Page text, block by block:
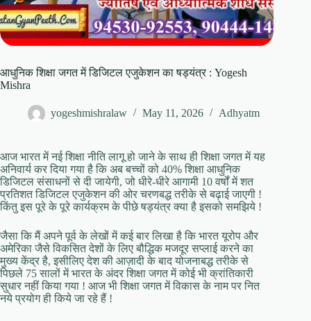
आधुनिक शिक्षा जगत में डिजिटल एजुकेशन का षड्यंत्र : Yogesh
Mishra
yogeshmishralaw May 11, 2026 Adhyatm
आज भारत में नई शिक्षा नीति लागू हो जाने के साथ ही शिक्षा जगत में यह
अनिवार्य कर दिया गया है कि अब बच्चों को 40% शिक्षा आधुनिक
डिजिटल संसाधनों से दी जायेगी, जो धीरे-धीरे आगामी 10 वर्षों में शत
प्रतिशत डिजिटल एजुकेशन की ओर चरणबद्ध तरीके से बढ़ाई जाएगी !
किंतु इस पूरे के पूरे कार्यक्रम के पीछे षड्यंत्र क्या है इसको समझिये !
जैसा कि मैं अपने पूर्व के लेखों में कई बार लिखा है कि भारत यूरोप और
अमेरिका जैसे विकसित देशों के लिए बौद्धिक मजदूर सप्लाई करने का
मुख्य केंद्र है, इसीलिए देश की आज़ादी के बाद योजनाबद्ध तरीके से
पिछले 75 सालों में भारत के अंदर शिक्षा जगत में कोई भी क्रांतिकारी
सुधार नहीं किया गया ! आज भी शिक्षा जगत में विकास के नाम पर नित
नये प्रयोग ही किये जा रहे हैं !